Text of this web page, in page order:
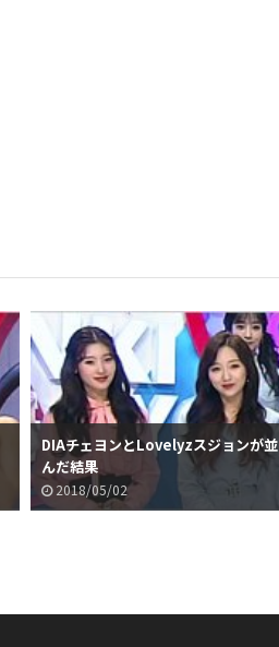
DIAチェヨンとLovelyzスジョンが並
んだ結果
2018/05/02